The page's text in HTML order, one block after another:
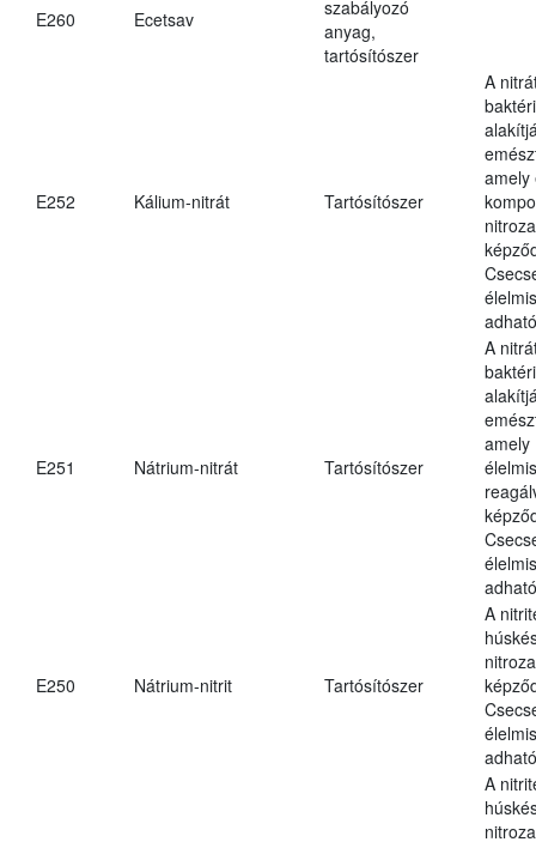
E260 Ecetsav
szabályozó
anyag,
tartósítószer
E252 Kálium-nitrát Tartósítószer
A
amely
E251 Nátrium-nitrát Tartósítószer
A
amely
E250 Nátrium-nitrit Tartósítószer
A
A